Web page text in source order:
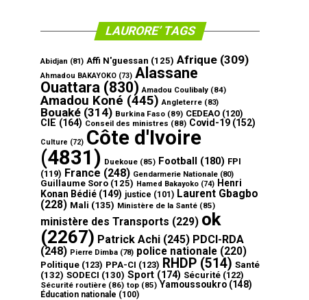
LAURORE’ TAGS
Abidjan (81) Affi N'guessan (125) Afrique (309)
Ahmadou BAKAYOKO (73) Alassane
Ouattara (830) Amadou Coulibaly (84)
Amadou Koné (445) Angleterre (83)
Bouaké (314) Burkina Faso (89) CEDEAO (120)
CIE (164) Conseil des ministres (88) Covid-19 (152)
Culture (72) Côte d'Ivoire
(4831) Duekoue (85) Football (180) FPI
(119) France (248) Gendarmerie Nationale (80)
Guillaume Soro (125) Hamed Bakayoko (74) Henri
Konan Bédié (149) justice (101) Laurent Gbagbo
(228) Mali (135) Ministère de la Santé (85)
ministère des Transports (229) ok
(2267) Patrick Achi (245) PDCI-RDA
(248) Pierre Dimba (78) police nationale (220)
Politique (123) PPA-CI (123) RHDP (514) Santé
(132) SODECI (130) Sport (174) Sécurité (122)
Sécurité routière (86) top (85) Yamoussoukro (148)
Éducation nationale (100)